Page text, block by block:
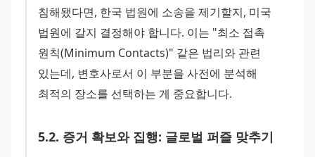
침해됐다면, 한국 법원에 소송을 제기할지, 미국
법원에 갈지 결정해야 합니다. 이는 "최소 접촉
원칙(Minimum Contacts)" 같은 법리와 관련
있는데, 변호사로서 이 부분을 사전에 분석해
최적의 장소를 선택하는 게 중요합니다.
5.2. 증거 확보와 집행: 글로벌 퍼즐 맞추기